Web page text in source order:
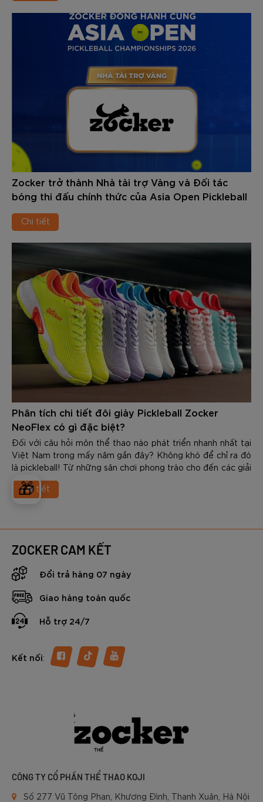
🎁
Zocker trở thành Nhà tài trợ Vàng và Đối tác
bóng thi đấu chính thức của Asia Open Pickleball
Championships 2026
Chi tiết
Phân tích chi tiết đôi giày Pickleball Zocker
NeoFlex có gì đặc biệt?
Đối với câu hỏi môn thể thao nào phát triển nhanh nhất tại
Việt Nam trong mấy năm gần đây? Không khó để chỉ ra đó
là pickleball! Từ những sân chơi phong trào cho đến các giải
đấu chuyên nghiệp, số lượng người tham gia bộ môn này
ngày càng tăng mạnh. Cùng với sự phát triển đó, nhu cầu về
và thi đấu.
Nắm bắt được xu hướng, Zocker đã cho ra mắt NeoFlex -
dòng giày pickleball chuyên nghiệp, được thiết kế dành
riêng cho những người chơi đề cao tốc độ, sự linh hoạt,
cùng khả năng kiểm soát chuyển động. Với mức giá thuộc
phân khúc tầm trung - cận cao cấp, “thành viên” mới của
nhà Sóc đang thu hút sự quan tâm đông đảo của người chơi
bóng vợt tại Việt Nam.
Vậy đôi giày Pickleball Zocker NeoFlex có gì đặc biệt?
nhé.
Chi tiết
ZOCKER CAM KẾT
Đổi trả hàng 07 ngày
Giao hàng toàn quốc
Hỗ trợ 24/7
Kết nối:
CÔNG TY CỔ PHẦN THỂ THAO KOJI
Số 277 Vũ Tông Phan, Khương Đình, Thanh Xuân, Hà Nội